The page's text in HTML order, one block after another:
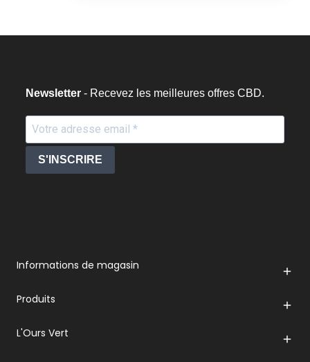
Newsletter - Recevez les meilleures offres CBD.
S'INSCRIRE
Informations de magasin 
Produits 
L'Ours Vert 